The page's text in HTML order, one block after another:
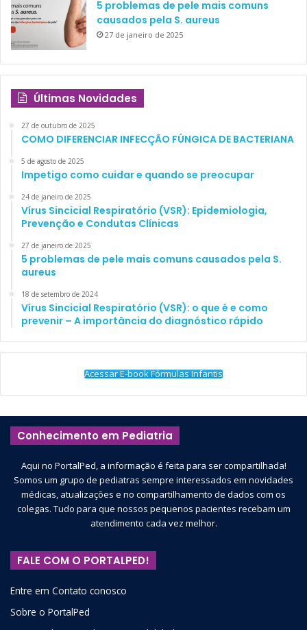
5 problemas de pele mais comuns
causados pela S. aureus
27 de janeiro de 2025
Últimas Novidades
27 de outubro de 2025
COMO DIFERENCIAR INFECÇÃO FÚNGICA DE BACTERIANA
5 de agosto de 2025
Impetigo como cuidar e quando se preocupar
24 de janeiro de 2025
Vírus Sincicial Respiratório (VSR): Epidemiologia,
Prevenção e Condutas Clínicas
27 de janeiro de 2025
5 problemas de pele mais comuns causados pela S.
aureus
18 de setembro de 2024
Vírus Sincicial Respiratório (VSR): o que é e como
prevenir – A importância do diagnóstico rápido
Acessar E-book Fórmulas Infantis
Conhecimento em Pediatria
Aqui no PortalPed, a informação é feita para ser compartilhada!
Somos um grupo de pediatras sempre interessados em novidades
médicas, atualizações e no compartilhamento de dados com os
colegas. Tudo para que nossos pequenos pacientes recebam um
atendimento cada vez melhor.
FALE COM O PORTALPED!
Entre em Contato conosco
Sobre o PortalPed